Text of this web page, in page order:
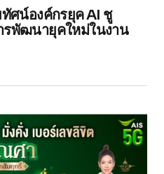
ทัศน์องค์กรยุค AI ชู
รพัฒนายุคใหม่ในงาน